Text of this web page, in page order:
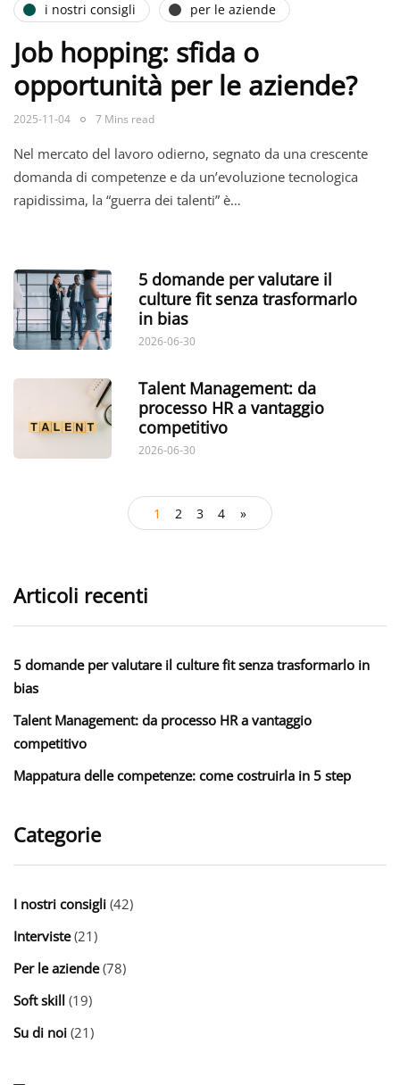
i nostri consigli per le aziende
Job hopping: sfida o
opportunità per le aziende?
2025-11-04 7 Mins read
Nel mercato del lavoro odierno, segnato da una crescente
domanda di competenze e da un’evoluzione tecnologica
rapidissima, la “guerra dei talenti” è…
5 domande per valutare il
culture fit senza trasformarlo
in bias
2026-06-30
Talent Management: da
processo HR a vantaggio
competitivo
2026-06-30
1 2 3 4 »
Articoli recenti
5 domande per valutare il culture fit senza trasformarlo in
bias
Talent Management: da processo HR a vantaggio
competitivo
Mappatura delle competenze: come costruirla in 5 step
Categorie
I nostri consigli (42)
Interviste(21)
Per le aziende(78)
Soft skill (19)
Su di noi (21)